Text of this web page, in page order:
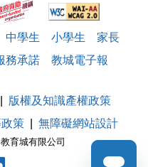
中學生 小學生
家長
務承諾 教城電子報
育城有限公司
版權及知識產權政策
策 無障礙網站設計